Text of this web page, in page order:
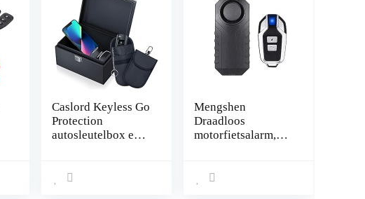
Caslord Keyless Go
Protection
autosleutelbox en
afschermdoos, 2
Mengshen
Draadloos
motorfietsalarm,
afstandsbediening,